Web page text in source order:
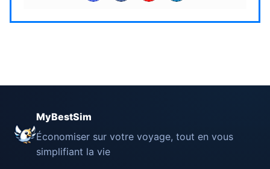
MyBestSim
Économiser sur votre voyage, tout en vous
simplifiant la vie